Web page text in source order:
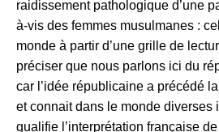
raidissement pathologique d’une
à-vis des femmes musulmanes :
monde à partir d’une grille de
préciser que nous parlons ici du
car l’idée républicaine a précédé
et connait dans le monde diverses
qualifie l’interprétation française